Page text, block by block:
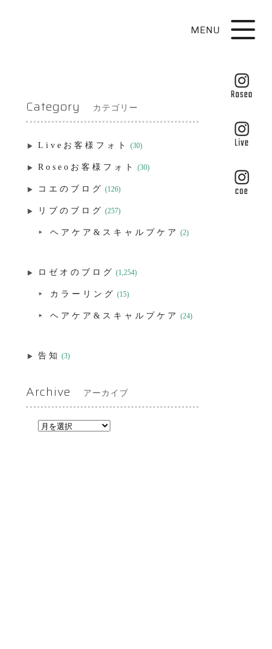
MENU
Category カテゴリー
Liveお客様フォト (30)
Roseoお客様フォト (30)
コエのブログ (126)
リブのブログ (257)
ヘアケア&スキャルプケア (2)
ロゼオのブログ (1,254)
カラーリング (15)
ヘアケア&スキャルプケア (24)
告知 (3)
Archive アーカイブ